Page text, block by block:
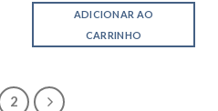
ADICIONAR AO
CARRINHO
2